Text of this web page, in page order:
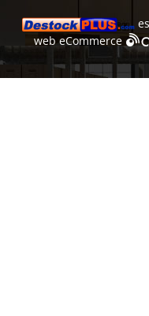
webeCommerce